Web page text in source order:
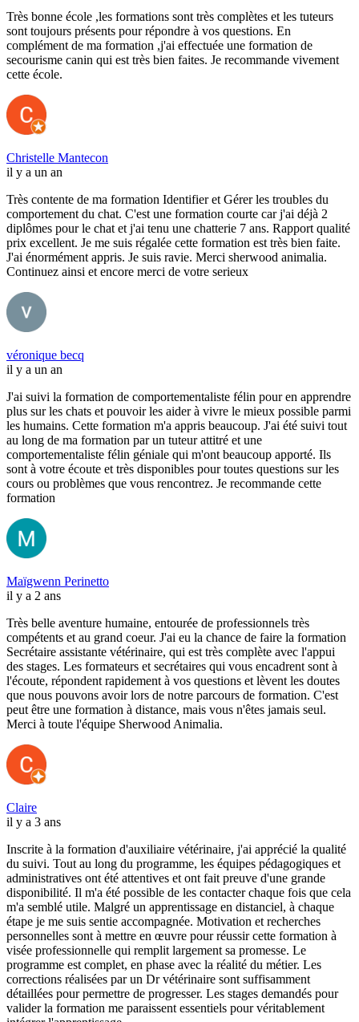
Très bonne école ,les formations sont très complètes et les tuteurs
sont toujours présents pour répondre à vos questions. En
complément de ma formation ,j'ai effectuée une formation de
secourisme canin qui est très bien faites. Je recommande vivement
cette école.
Christelle Mantecon
il y a un an
Très contente de ma formation Identifier et Gérer les troubles du
comportement du chat. C'est une formation courte car j'ai déjà 2
diplômes pour le chat et j'ai tenu une chatterie 7 ans. Rapport qualité
prix excellent. Je me suis régalée cette formation est très bien faite.
J'ai énormément appris. Je suis ravie. Merci sherwood animalia.
Continuez ainsi et encore merci de votre serieux
véronique becq
il y a un an
J'ai suivi la formation de comportementaliste félin pour en apprendre
plus sur les chats et pouvoir les aider à vivre le mieux possible parmi
les humains. Cette formation m'a appris beaucoup. J'ai été suivi tout
au long de ma formation par un tuteur attitré et une
comportementaliste félin géniale qui m'ont beaucoup apporté. Ils
sont à votre écoute et très disponibles pour toutes questions sur les
cours ou problèmes que vous rencontrez. Je recommande cette
formation
Maïgwenn Perinetto
il y a 2 ans
Très belle aventure humaine, entourée de professionnels très
compétents et au grand coeur. J'ai eu la chance de faire la formation
Secrétaire assistante vétérinaire, qui est très complète avec l'appui
des stages. Les formateurs et secrétaires qui vous encadrent sont à
l'écoute, répondent rapidement à vos questions et lèvent les doutes
que nous pouvons avoir lors de notre parcours de formation. C'est
peut être une formation à distance, mais vous n'êtes jamais seul.
Merci à toute l'équipe Sherwood Animalia.
Claire
il y a 3 ans
Inscrite à la formation d'auxiliaire vétérinaire, j'ai apprécié la qualité
du suivi. Tout au long du programme, les équipes pédagogiques et
administratives ont été attentives et ont fait preuve d'une grande
disponibilité. Il m'a été possible de les contacter chaque fois que cela
m'a semblé utile. Malgré un apprentissage en distanciel, à chaque
étape je me suis sentie accompagnée. Motivation et recherches
personnelles sont à mettre en œuvre pour réussir cette formation à
visée professionnelle qui remplit largement sa promesse. Le
programme est complet, en phase avec la réalité du métier. Les
corrections réalisées par un Dr vétérinaire sont suffisamment
détaillées pour permettre de progresser. Les stages demandés pour
valider la formation me paraissent essentiels pour véritablement